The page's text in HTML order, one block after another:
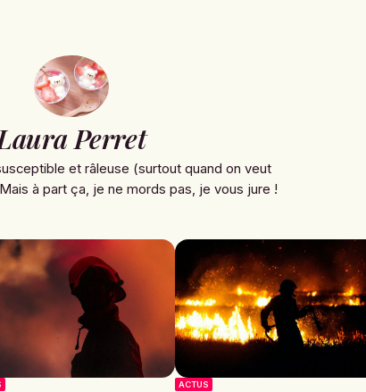
Perret
et râleuse (surtout quand on veut
à part ça, je ne mords pas, je vous jure !
ACTUS